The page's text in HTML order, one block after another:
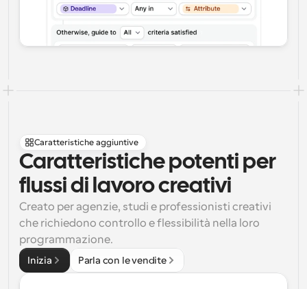
Caratteristiche aggiuntive
Caratteristiche potenti per
flussi di lavoro creativi
Creato per agenzie, studi e professionisti creativi
che richiedono controllo e flessibilità nella loro
programmazione.
Inizia Parla con le vendite